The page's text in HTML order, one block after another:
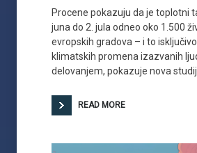
Procene pokazuju da je toplotni
juna do 2. jula odneo oko 1.500
evropskih gradova – i to
klimatskih promena izazvanih
delovanjem, pokazuje nova
READ MORE